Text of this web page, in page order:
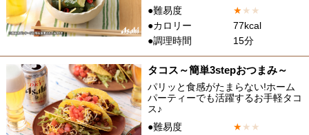
●難易度
★★ ★
●カロリー
77kcal
●調理時間
15分
タコス～簡単3stepおつまみ～
パリッと食感がたまらない!ホーム
パーティーでも活躍するお手軽タコ
ス♪
●難易度
★★ ★